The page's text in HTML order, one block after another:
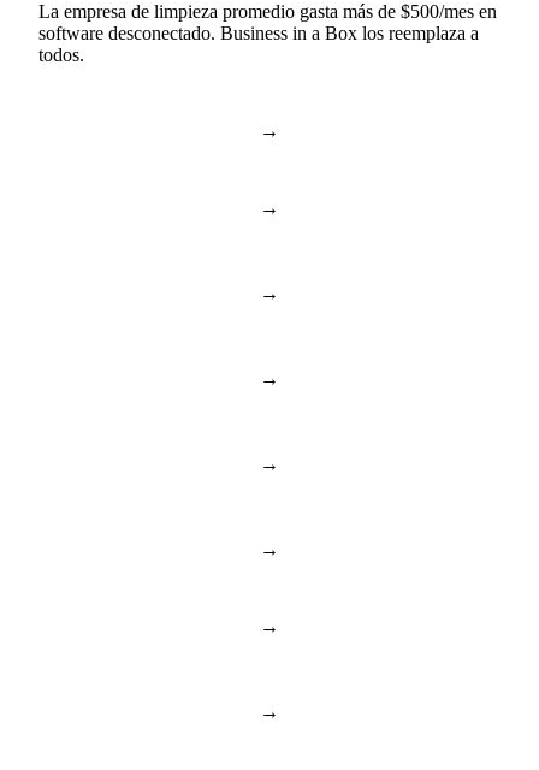
La empresa de limpieza promedio gasta más de $500/mes en
software desconectado. Business in a Box los reemplaza a
todos.
→
→
→
→
→
→
→
→